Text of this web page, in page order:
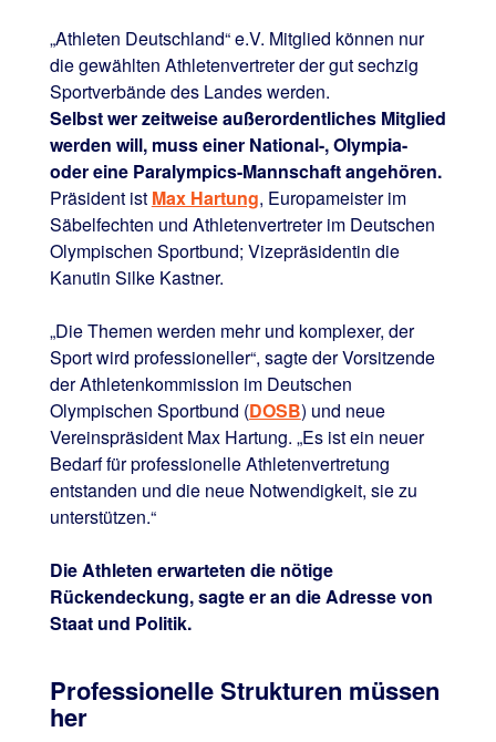
„Athleten Deutschland“ e.V. Mitglied können nur
die gewählten Athletenvertreter der gut sechzig
Sportverbände des Landes werden.
Selbst wer zeitweise außerordentliches Mitglied
werden will, muss einer National-, Olympia-
oder eine Paralympics-Mannschaft angehören.
Präsident ist Max Hartung, Europameister im
Säbelfechten und Athletenvertreter im Deutschen
Olympischen Sportbund; Vizepräsidentin die
Kanutin Silke Kastner.
„Die Themen werden mehr und komplexer, der
Sport wird professioneller“, sagte der Vorsitzende
der Athletenkommission im Deutschen
Olympischen Sportbund (DOSB) und neue
Vereinspräsident Max Hartung. „Es ist ein neuer
Bedarf für professionelle Athletenvertretung
entstanden und die neue Notwendigkeit, sie zu
unterstützen.“
Die Athleten erwarteten die nötige
Rückendeckung, sagte er an die Adresse von
Staat und Politik.
Professionelle Strukturen müssen
her